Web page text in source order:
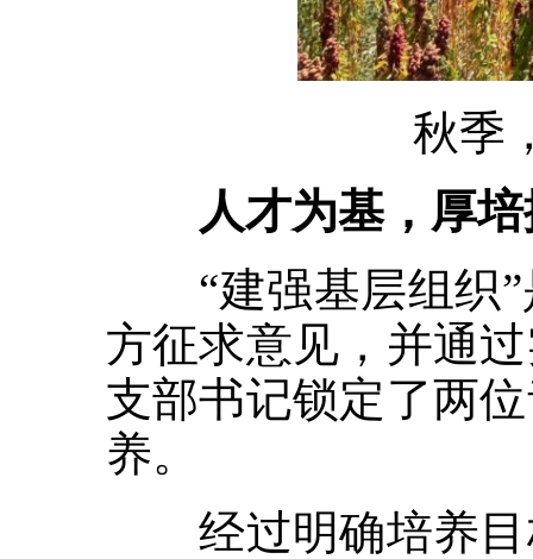
秋季
人才为基，厚培
“建强基层组织”
方征求意见，并通
支部书记锁定了两
养。
经过明确培养目